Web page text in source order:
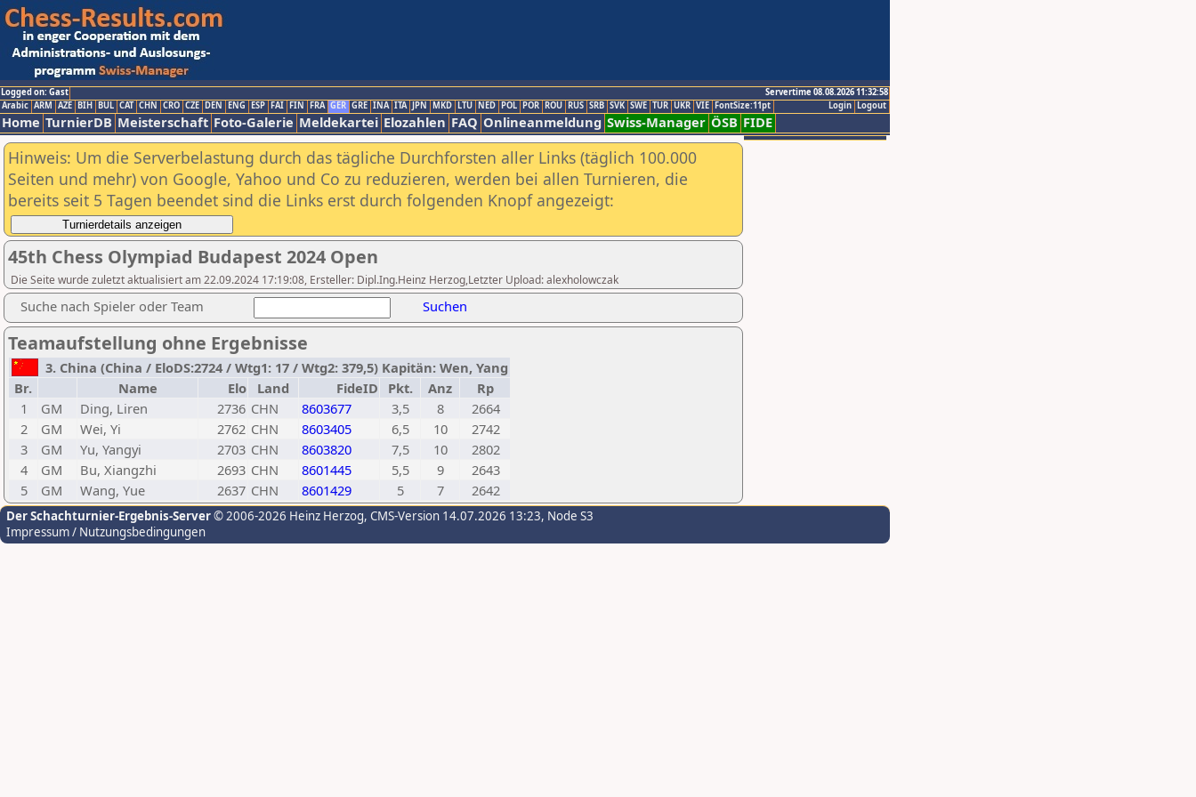
Logged on: Gast
Servertime 08.08.2026 11:32:58
Logout
Login
Arabic ARM AZE BIH BUL CAT CHN CRO CZE DEN ENG ESP FAI FIN FRA GER GRE INA ITA JPN MKD LTU NED POL POR ROU RUS SRB SVK SWE TUR UKR VIE FontSize:11pt
Home TurnierDB Meisterschaft Foto-Galerie Meldekartei Elozahlen FAQ Onlineanmeldung Swiss-Manager ÖSB FIDE
Hinweis: Um die Serverbelastung durch das tägliche Durchforsten aller Links (täglich 100.000
Seiten und mehr) von Google, Yahoo und Co zu reduzieren, werden bei allen Turnieren, die
bereits seit 5 Tagen beendet sind die Links erst durch folgenden Knopf angezeigt:
45th Chess Olympiad Budapest 2024 Open
Die Seite wurde zuletzt aktualisiert am 22.09.2024 17:19:08, Ersteller: Dipl.Ing.Heinz Herzog,Letzter Upload: alexholowczak
Suche nach Spieler oder Team Suchen
Teamaufstellung ohne Ergebnisse
3. China (China / EloDS:2724 / Wtg1: 17 / Wtg2: 379,5) Kapitän: Wen, Yang
Br.
Name Elo Land FideID Pkt. Anz
Rp
1
GM Ding, Liren 2736 CHN 8603677 3,5 8
2664
2
GM Wei, Yi 2762 CHN 8603405 6,5 10
2742
3
GM Yu, Yangyi 2703 CHN 8603820 7,5 10
2802
4
GM Bu, Xiangzhi 2693 CHN 8601445 5,5 9
2643
5
GM Wang, Yue 2637 CHN 8601429 5 7 2642
Der Schachturnier-Ergebnis-Server© 2006-2026 Heinz Herzog, CMS-Version 14.07.2026 13:23, Node S3
Impressum / Nutzungsbedingungen